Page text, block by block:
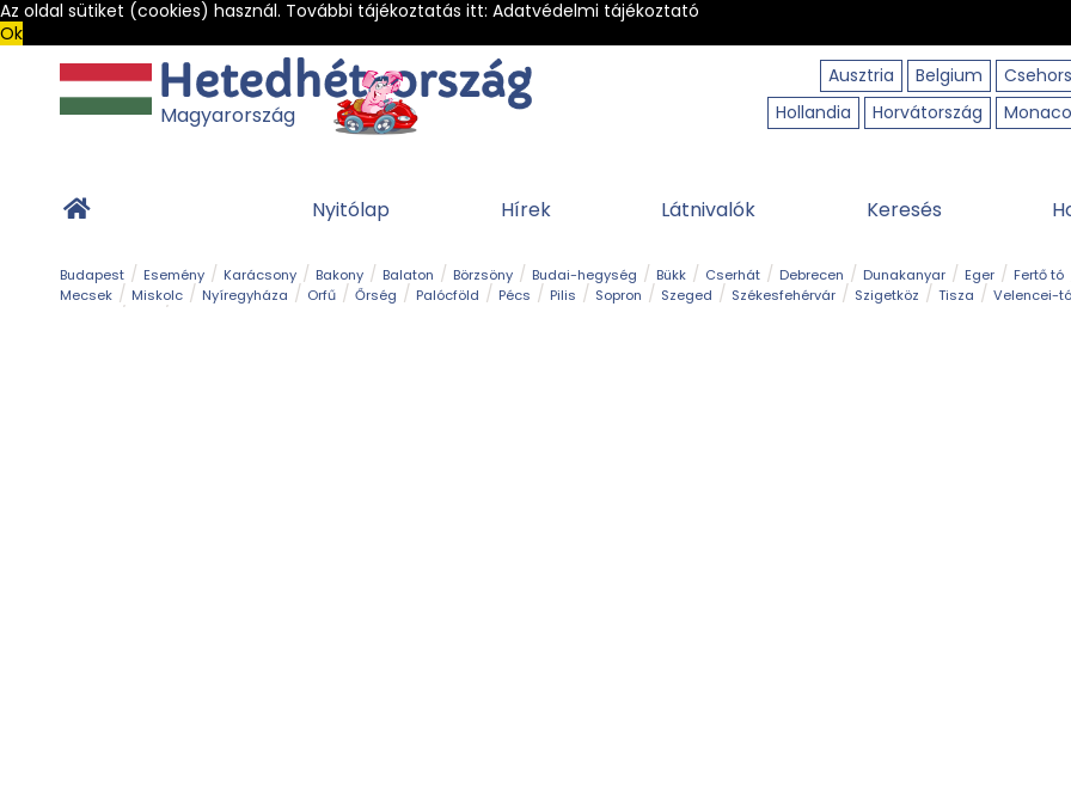
Az oldal sütiket (cookies) használ. További tájékoztatás itt: Adatvédelmi tájékoztató
Ok
Ausztria
Belgium
Hollandia
Horvátország Monaco
Magyarország
Nyitólap Hírek Látnivalók Keresés
Budapest Esemény Karácsony Bakony Balaton Börzsöny Budai-hegység Bükk Cserhát Debrecen Dunakanyar Eger
Fertő tó
Mecsek
Miskolc Nyíregyháza Orfű Őrség Palócföld Pécs Pilis Sopron Szeged Székesfehérvár Szigetköz Tisza
Velencei-tó